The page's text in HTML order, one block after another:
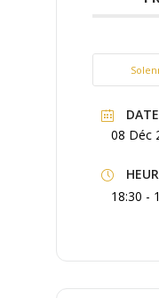
DATE
08 Déc
18:30 -